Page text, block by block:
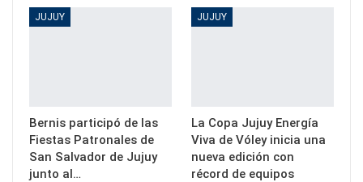
JUJUY
Bernis participó de las
Fiestas Patronales de
San Salvador de Jujuy
junto al…
JUJUY
La Copa Jujuy Energía
Viva de Vóley inicia una
nueva edición con
récord de equipos